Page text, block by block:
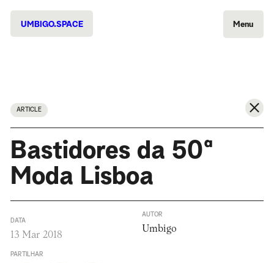
UMBIGO.SPACE Menu
ARTICLE
Bastidores da 50ª
Moda Lisboa
DATA
13 Mar 2018
PARTILHAR
AUTOR
Umbigo